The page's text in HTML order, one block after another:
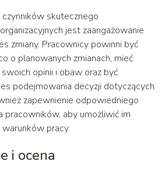
skutecznego
jest zaangażowanie
zmiany. Pracownicy powinni być
o planowanych zmianach, mieć
opinii i obaw oraz być
podejmowania decyzji dotyczących
zapewnienie odpowiedniego
pracowników, aby umożliwić im
pracy.
i ocena